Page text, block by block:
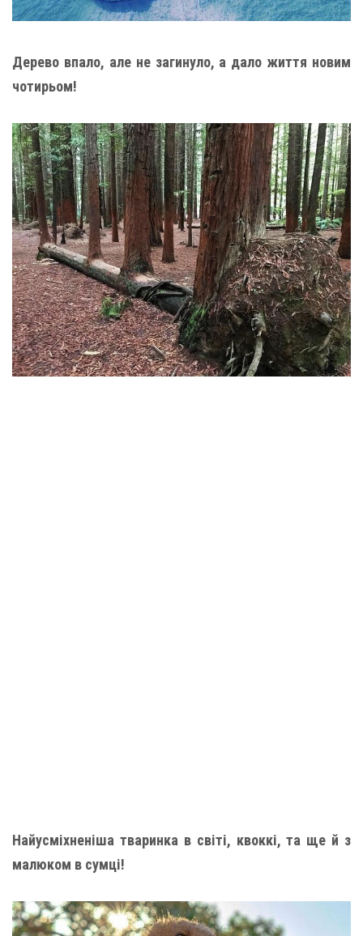
Дерево впало, але не загинуло, а дало життя новим
чотирьом!
Найусміхненіша тваринка в світі, квоккі, та ще й з
малюком в сумці!